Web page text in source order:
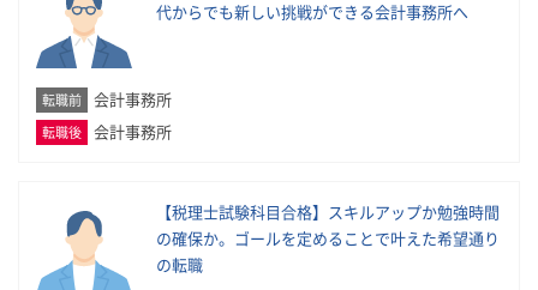
代からでも新しい挑戦ができる会計事務所へ
転職前 会計事務所
転職後 会計事務所
【税理士試験科目合格】スキルアップか勉強時間
の確保か。ゴールを定めることで叶えた希望通り
の転職